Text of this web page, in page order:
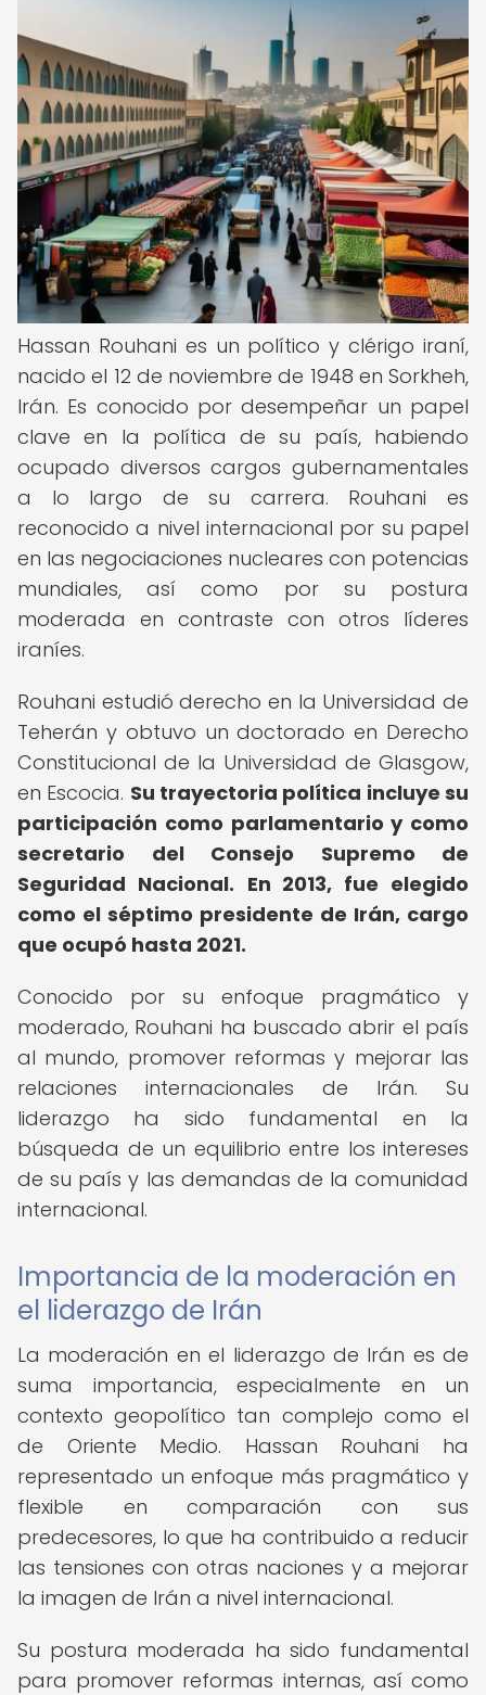
Hassan Rouhani es un político y clérigo iraní,
nacido el 12 de noviembre de 1948 en Sorkheh,
Irán. Es conocido por desempeñar un papel
clave en la política de su país, habiendo
ocupado diversos cargos gubernamentales
a lo largo de su carrera. Rouhani es
reconocido a nivel internacional por su papel
en las negociaciones nucleares con potencias
mundiales, así como por su postura
moderada en contraste con otros líderes
iraníes.
Rouhani estudió derecho en la Universidad de
Teherán y obtuvo un doctorado en Derecho
Constitucional de la Universidad de Glasgow,
en Escocia. Su trayectoria política incluye su
participación como parlamentario y como
secretario del Consejo Supremo de
Seguridad Nacional. En 2013, fue elegido
como el séptimo presidente de Irán, cargo
que ocupó hasta 2021.
Conocido por su enfoque pragmático y
moderado, Rouhani ha buscado abrir el país
al mundo, promover reformas y mejorar las
relaciones internacionales de Irán. Su
liderazgo ha sido fundamental en la
búsqueda de un equilibrio entre los intereses
de su país y las demandas de la comunidad
internacional.
Importancia de la moderación en
el liderazgo de Irán
La moderación en el liderazgo de Irán es de
suma importancia, especialmente en un
contexto geopolítico tan complejo como el
de Oriente Medio. Hassan Rouhani ha
representado un enfoque más pragmático y
flexible en comparación con sus
predecesores, lo que ha contribuido a reducir
las tensiones con otras naciones y a mejorar
la imagen de Irán a nivel internacional.
Su postura moderada ha sido fundamental
para promover reformas internas, así como